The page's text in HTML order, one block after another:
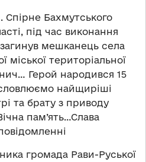
Спірне Бахмутського
під час виконання
загинув мешканець села
міської територіальної
Герой народився 15
найщиріші
та брату з приводу
пам’ять…Слава
громада Рави-Руської